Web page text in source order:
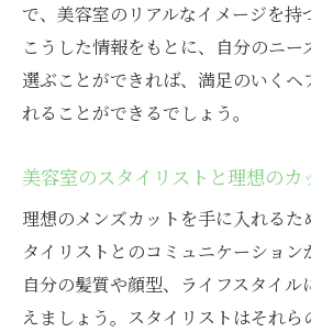
プロフェッショナルが施
髪質に応じたヘアケアア
髪質を活かしたスタイリ
る自分
プロの技術を活かしたス
北区の美容室で体験する
チェンジ
で、美容室のリアルなイメージを持
こうした情報をもとに、自分のニー
選ぶことができれば、満足のいくヘ
れることができるでしょう。
美容室のスタイリストと理想の
理想のメンズカットを手に入れるた
タイリストとのコミュニケーション
自分の髪質や顔型、ライフスタイ
えましょう。スタイリストはそれ